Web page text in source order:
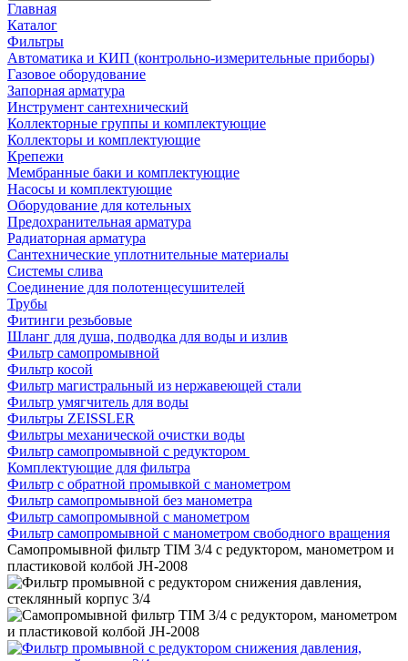
Главная
Каталог
Фильтры
Автоматика и КИП (контрольно-измерительные приборы)
Газовое оборудование
Запорная арматура
Инструмент сантехнический
Коллекторные группы и комплектующие
Коллекторы и комплектующие
Крепежи
Мембранные баки и комплектующие
Насосы и комплектующие
Оборудование для котельных
Предохранительная арматура
Радиаторная арматура
Сантехнические уплотнительные материалы
Системы слива
Соединение для полотенцесушителей
Трубы
Фитинги резьбовые
Шланг для душа, подводка для воды и излив
Фильтр самопромывной
Фильтр косой
Фильтр магистральный из нержавеющей стали
Фильтр умягчитель для воды
Фильтры ZEISSLER
Фильтры механической очистки воды
Фильтр самопромывной с редуктором
Комплектующие для фильтра
Фильтр с обратной промывкой c манометром
Фильтр самопромывной без манометра
Фильтр самопромывной с манометром
Фильтр самопромывной с манометром свободного вращения
Самопромывной фильтр TIM 3/4 с редуктором, манометром и
пластиковой колбой JH-2008